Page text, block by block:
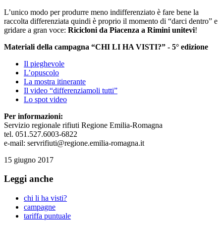
L’unico modo per produrre meno indifferenziato è fare bene la
raccolta differenziata quindi è proprio il momento di “darci dentro” e
gridare a gran voce: Ricicloni da Piacenza a Rimini unitevi!
Materiali della campagna “CHI LI HA VISTI?” - 5° edizione
Il pieghevole
L’opuscolo
La mostra itinerante
Il video “differenziamoli tutti”
Lo spot video
Per informazioni:
Servizio regionale rifiuti Regione Emilia-Romagna
tel. 051.527.6003-6822
e-mail: servrifiuti@regione.emilia-romagna.it
15 giugno 2017
Leggi anche
chi li ha visti?
campagne
tariffa puntuale